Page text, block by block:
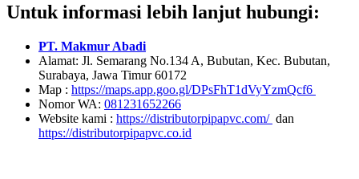
Untuk informasi lebih lanjut hubungi:
PT. Makmur Abadi
Alamat: Jl. Semarang No.134 A, Bubutan, Kec. Bubutan,
Surabaya, Jawa Timur 60172
Map : https://maps.app.goo.gl/DPsFhT1dVyYzmQcf6
Nomor WA: 081231652266
Website kami : https://distributorpipapvc.com/ dan
https://distributorpipapvc.co.id